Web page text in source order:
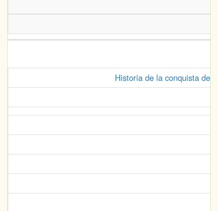
Historia de la conquista de